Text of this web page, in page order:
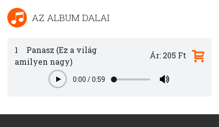
AZ ALBUM DALAI
1
Panasz (Ez a világ
amilyen nagy)
Play0:00 /0:59
Ár: 205 Ft